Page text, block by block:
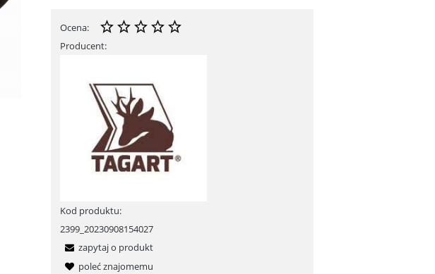
Ocena:
Producent:
Kod produktu:
2399_20230908154027
zapytaj o produkt
poleć znajomemu